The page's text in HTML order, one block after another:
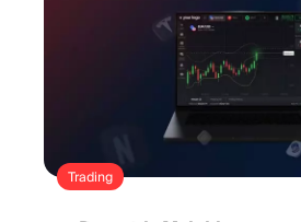
Trading